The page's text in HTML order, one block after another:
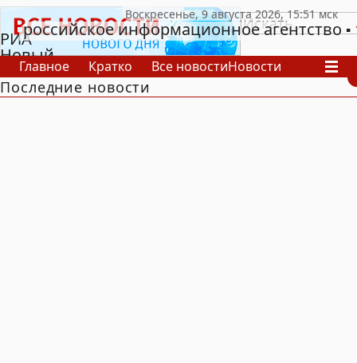
РИА
Новый
День
российское информационное агентство
Главное Кратко Все новостиНовости
В России
В мире
Последние новости